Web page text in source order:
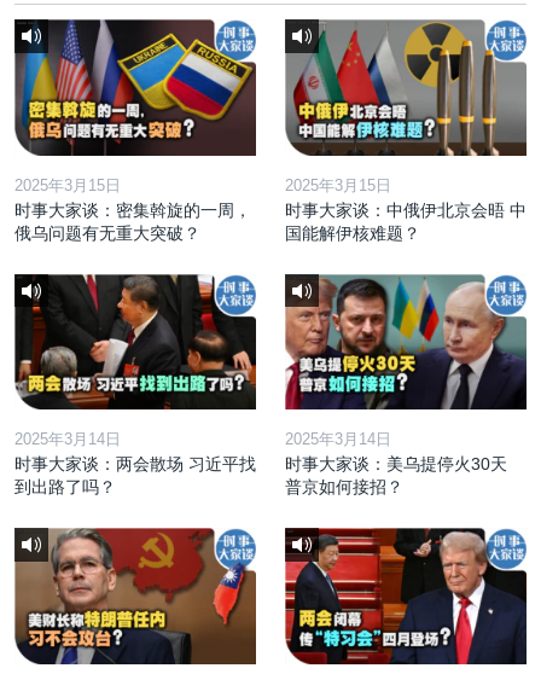
2025年3月15日
时事大家谈：密集斡旋的一周，
俄乌问题有无重大突破？
2025年3月15日
时事大家谈：中俄伊北京会晤 中
国能解伊核难题？
2025年3月14日
时事大家谈：两会散场 习近平找
到出路了吗？
2025年3月14日
时事大家谈：美乌提停火30天
普京如何接招？